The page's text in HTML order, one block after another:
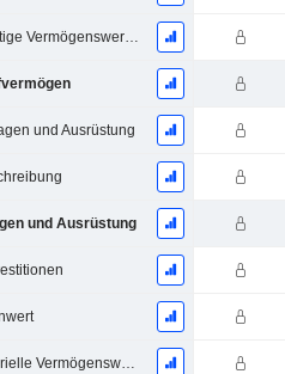
Andere kurzfristige Vermögenswerte, Gesamt
und Ausrüstung
und Ausrüstung
Andere immaterielle Vermögenswerte, Gesamt